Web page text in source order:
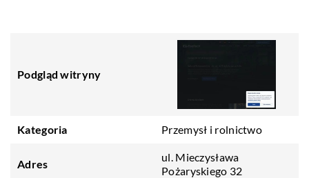
Podgląd witryny
Kategoria Przemysł i rolnictwo
Adres
ul. Mieczysława
Pożaryskiego 32